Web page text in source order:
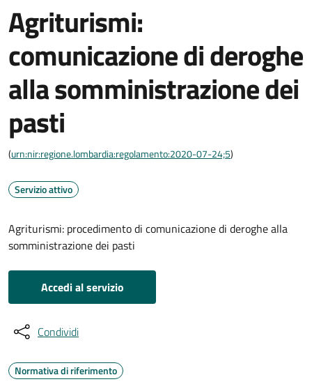
Agriturismi:
comunicazione di deroghe
alla somministrazione dei
pasti
(urn:nir:regione.lombardia:regolamento:2020-07-24;5)
Servizio attivo
Agriturismi: procedimento di comunicazione di deroghe alla
somministrazione dei pasti
Accedi al servizio
Condividi
Normativa di riferimento